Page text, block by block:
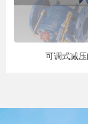
可调式减压